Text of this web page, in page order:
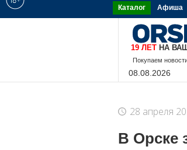
Каталог Афиша
19 ЛЕТНА
8-9-228-
28 апреля
В Орске